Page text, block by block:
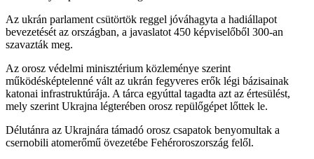
Az ukrán parlament csütörtök reggel jóváhagyta a hadiállapot
bevezetését az országban, a javaslatot 450 képviselőből 300-an
szavazták meg.
Az orosz védelmi minisztérium közleménye szerint
működésképtelenné vált az ukrán fegyveres erők légi bázisainak
katonai infrastruktúrája. A tárca egyúttal tagadta azt az értesülést,
mely szerint Ukrajna légterében orosz repülőgépet lőttek le.
Délutánra az Ukrajnára támadó orosz csapatok benyomultak a
csernobili atomerőmű övezetébe Fehéroroszország felől.